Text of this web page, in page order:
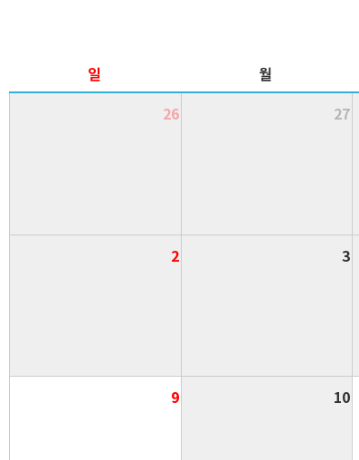
일 월
26
27
2 3
9 10